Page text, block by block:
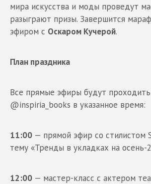
мира искусства и моды проведут
разыграют призы. Завершится
эфиром с Оскаром Кучерой.
План праздника
Все прямые эфиры будут проходить
@inspiria_books в указанное время:
11:00 — прямой эфир со стилистом
тему «Тренды в укладках на осень-
12:00 — мастер-класс с актером